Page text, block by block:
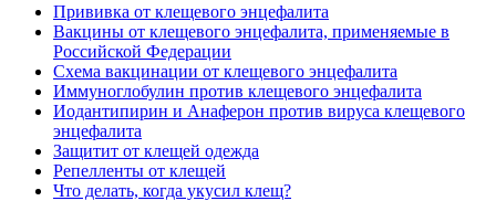
Прививка от клещевого энцефалита
Вакцины от клещевого энцефалита, применяемые в
Российской Федерации
Схема вакцинации от клещевого энцефалита
Иммуноглобулин против клещевого энцефалита
Иодантипирин и Анаферон против вируса клещевого
энцефалита
Защитит от клещей одежда
Репелленты от клещей
Что делать, когда укусил клещ?